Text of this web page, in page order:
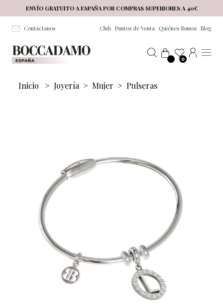
Salta al contenuto principale
ENVÍO GRATUITO A ESPAÑA POR COMPRAS SUPERIORES A 40€
Contáctanos Club Puntos de Venta Quiénes Somos Blog
0
Inicio > Joyería > Mujer > Pulseras